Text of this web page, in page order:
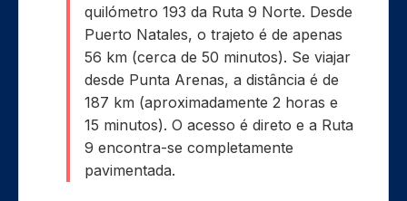
quilómetro 193 da Ruta 9 Norte. Desde
Puerto Natales, o trajeto é de apenas
56 km (cerca de 50 minutos). Se viajar
desde Punta Arenas, a distância é de
187 km (aproximadamente 2 horas e
15 minutos). O acesso é direto e a Ruta
9 encontra-se completamente
pavimentada.